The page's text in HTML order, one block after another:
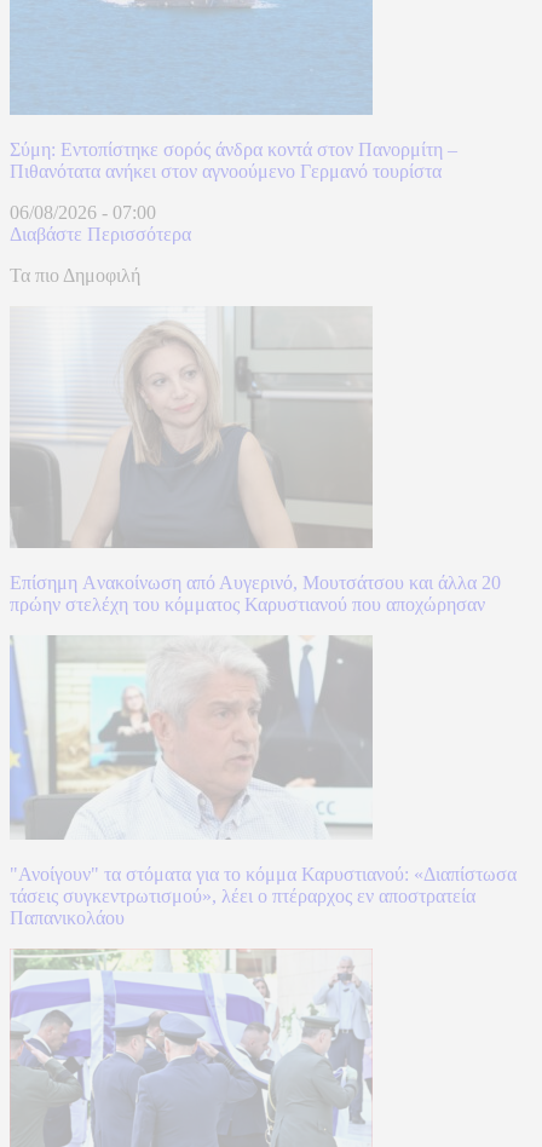
Σύμη: Εντοπίστηκε σορός άνδρα κοντά στον Πανορμίτη –
Πιθανότατα ανήκει στον αγνοούμενο Γερμανό τουρίστα
06/08/2026 - 07:00
Διαβάστε Περισσότερα
Τα πιο Δημοφιλή
Επίσημη Aνακοίνωση από Αυγερινό, Μουτσάτσου και άλλα 20
πρώην στελέχη του κόμματος Καρυστιανού που αποχώρησαν
"Ανοίγουν" τα στόματα για το κόμμα Καρυστιανού: «Διαπίστωσα
τάσεις συγκεντρωτισμού», λέει ο πτέραρχος εν αποστρατεία
Παπανικολάου